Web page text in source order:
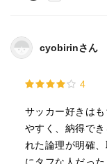
cyobirinさん
4
サッカー好きは
やすく、納得で
れた論理が明確